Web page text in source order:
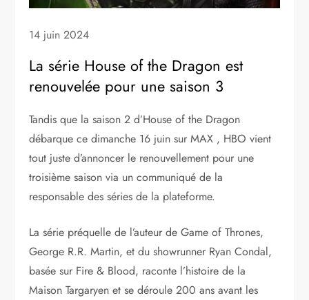
14 juin 2024
La série House of the Dragon est
renouvelée pour une saison 3
Tandis que la saison 2 d’House of the Dragon
débarque ce dimanche 16 juin sur MAX , HBO vient
tout juste d’annoncer le renouvellement pour une
troisième saison via un communiqué de la
responsable des séries de la plateforme.
La série préquelle de l’auteur de Game of Thrones,
George R.R. Martin, et du showrunner Ryan Condal,
basée sur Fire & Blood, raconte l’histoire de la
Maison Targaryen et se déroule 200 ans avant les